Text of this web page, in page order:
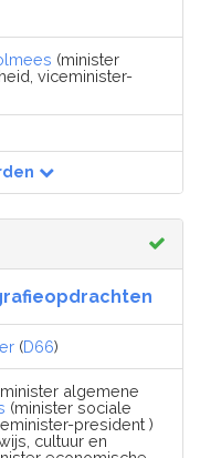
(minister
viceminister-
(D66)
algemene
(minister sociale
president )
cultuur en